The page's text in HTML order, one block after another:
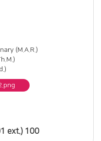
(M.A.R.)
제네바신학대학원대학교
래했을 때"(제네바신학대
ext.) 100